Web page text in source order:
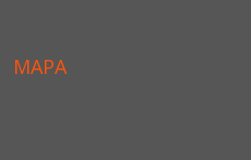
MAPA